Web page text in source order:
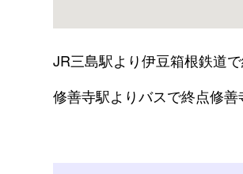
JR三島駅より伊豆箱根鉄道で
修善寺駅よりバスで終点修